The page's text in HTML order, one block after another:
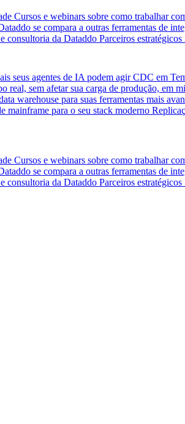
Cursos e webinars sobre como trabalhar
se compara a outras ferramentas de
consultoria da Dataddo Parceiros estratégicos
seus agentes de IA podem agir CDC em
real, sem afetar sua carga de produção, em
warehouse para suas ferramentas mais
mainframe para o seu stack moderno
Cursos e webinars sobre como trabalhar
se compara a outras ferramentas de
consultoria da Dataddo Parceiros estratégicos